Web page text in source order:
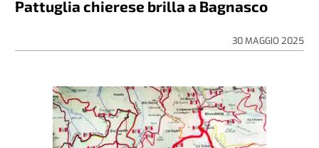
Pattuglia chierese brilla a Bagnasco
30 MAGGIO 2025